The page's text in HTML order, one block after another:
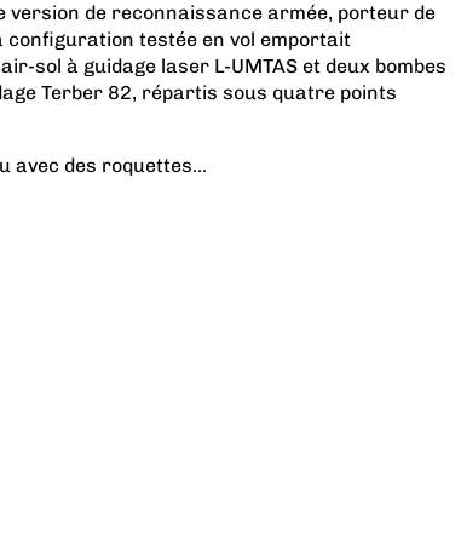
version de reconnaissance armée, porteur de
configuration testée en vol emportait
sol à guidage laser L-UMTAS et deux bombes
Terber 82, répartis sous quatre points
avec des roquettes...